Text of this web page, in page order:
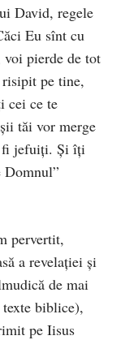
David, regele
Eu sînt cu
voi pierde de tot
pe tine,
cei ce te
tăi vor merge
fi jefuiți. Și îți
Domnul”
pervertit,
a revelației și
de mai
biblice),
pe Iisus